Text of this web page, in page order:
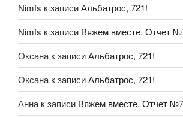
Nimfs к записиАльбатрос, 721!
Nimfs к записи Вяжем вместе. Отчет
Оксана к записиАльбатрос, 721!
Оксана к записиАльбатрос, 721!
Анна к записи Вяжем вместе. Отчет